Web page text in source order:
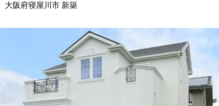
大阪府寝屋川市 新築